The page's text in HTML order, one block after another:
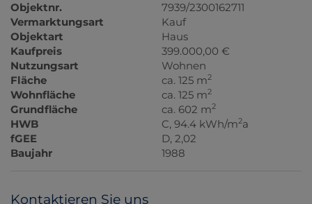
Objektnr.
7939/2300162711
Vermarktungsart
Kauf
Objektart
Haus
Kaufpreis
399.000,00 €
Nutzungsart
Wohnen
Fläche
ca. 125 m2
Wohnfläche ca. 125 m2
Grundfläche ca. 602 m2
HWB C, 94.4 kWh/m2a
fGEE
D, 2,02
Baujahr
1988
Kontaktieren Sie uns